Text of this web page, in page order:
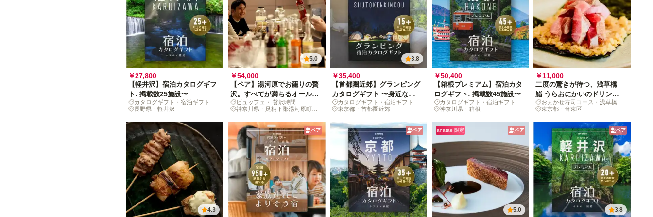
￥27,800
【軽井沢】宿泊カタログギフ
ト: 掲載数25施設〜
カタログギフト・宿泊ギフト
長野県・軽井沢
5.0
￥54,000
【ペア】湯河原でお籠りの贅
沢。すべてが満ちるオールイ
ンクルーシブ紀行
ビュッフェ・ 贅沢時間
神奈川県・足柄下郡湯河原町鍛
3.8
￥35,400
【首都圏近郊】グランピング
カタログギフト 〜身近なア
クセス圏で味わう贅沢アウト
ドア〜
カタログギフト・宿泊ギフト
東京都・首都圏近郊
￥50,400
【箱根プレミアム】宿泊カタ
ログギフト: 掲載数45施設〜
カタログギフト・宿泊ギフト
神奈川県・箱根
￥11,000
二度の驚きが待つ、浅草橋
鮨 うらおにかいのドリンク
付"くずし鮨"コース（時間指
定あり）
おまかせ寿司コース・浅草橋
東京都・台東区
4.3
ペア ペア anatae 限定 ペア
5.0
ペア
3.8